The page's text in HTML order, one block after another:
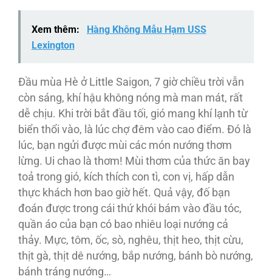
Xem thêm:
Hàng Không Mẫu Hạm USS
Lexington
Ðầu mùa Hè ở Little Saigon, 7 giờ chiều trời vẫn
còn sáng, khí hậu không nóng mà man mát, rất
dễ chịu. Khi trời bắt đầu tối, gió mang khí lạnh từ
biển thổi vào, là lúc chợ đêm vào cao điểm. Ðó là
lúc, bạn ngửi được mùi các món nướng thơm
lừng. Ui chao là thơm! Mùi thơm của thức ăn bay
toả trong gió, kích thích con tì, con vị, hấp dẫn
thực khách hơn bao giờ hết. Quả vậy, đố bạn
đoán được trong cái thứ khói bám vào đầu tóc,
quần áo của bạn có bao nhiêu loại nướng cả
thảy. Mực, tôm, ốc, sò, nghêu, thịt heo, thịt cừu,
thịt gà, thịt dê nướng, bắp nướng, bánh bò nướng,
bánh tráng nướng…